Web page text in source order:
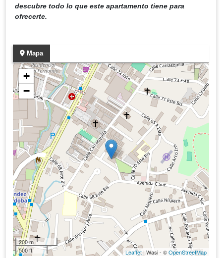
descubre todo lo que este apartamento tiene para
ofrecerte.
Mapa
+
−
200 m
500 ft
Leaflet | Wasi - ©OpenStreetMap